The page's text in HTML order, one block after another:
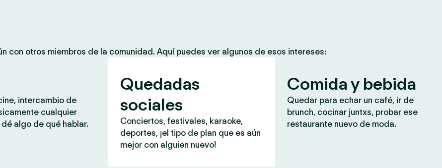
con otros miembros de la comunidad. Aquí puedes ver algunos de esos intereses:
intercambio de
cualquier
algo de qué hablar.
Quedadas
sociales
Conciertos, festivales, karaoke,
deportes, ¡el tipo de plan que es aún
mejor con alguien nuevo!
Comida y bebida
Quedar para echar un café, ir de
brunch, cocinar juntxs, probar ese
restaurante nuevo de moda.